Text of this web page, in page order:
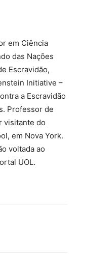
em Ciência
das Nações
Escravidão,
Initiative –
a Escravidão
Professor de
visitante do
em Nova York.
voltada ao
UOL.